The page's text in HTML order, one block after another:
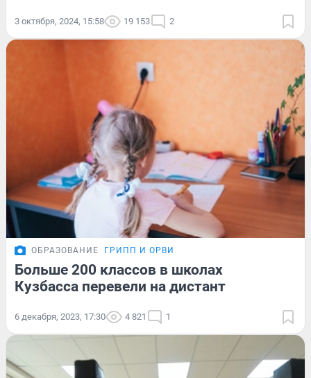
3 октября, 2024, 15:58 19 153 2
ОБРАЗОВАНИЕ ГРИПП И ОРВИ
Больше 200 классов в школах
Кузбасса перевели на дистант
6 декабря, 2023, 17:30 4 821 1